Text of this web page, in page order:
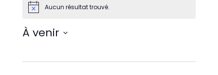
NoticeAucun résultat trouvé.
À venir
date.